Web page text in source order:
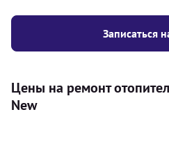
Записаться
Цены на ремонт
New